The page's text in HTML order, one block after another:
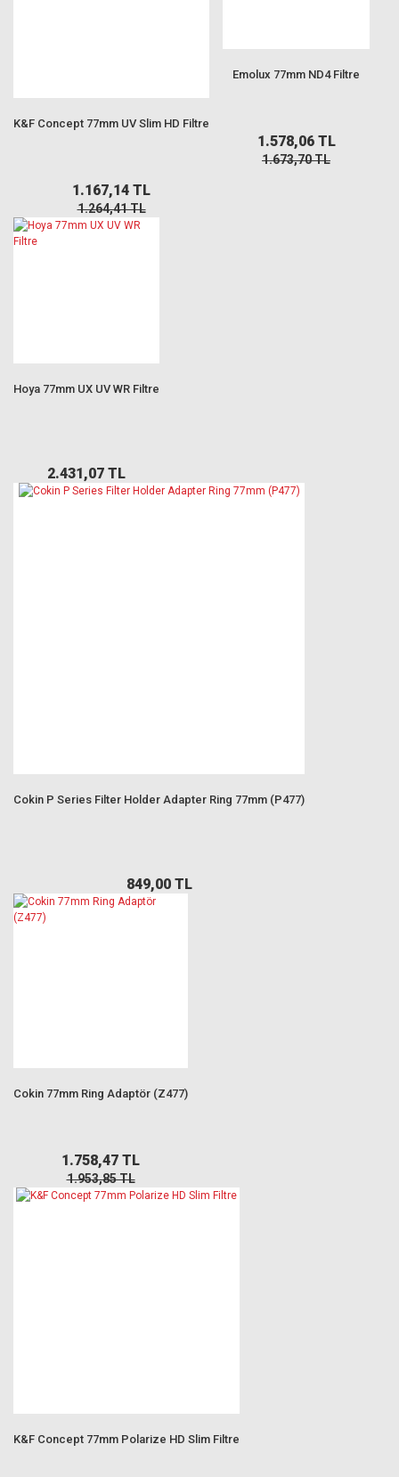
K&F Concept 77mm UV Slim HD Filtre
1.167,14 TL
1.264,41 TL
Emolux 77mm ND4 Filtre
1.578,06 TL
1.673,70 TL
Hoya 77mm UX UV WR Filtre
2.431,07 TL
Cokin P Series Filter Holder Adapter Ring 77mm (P477)
849,00 TL
Cokin 77mm Ring Adaptör (Z477)
1.758,47 TL
1.953,85 TL
K&F Concept 77mm Polarize HD Slim Filtre